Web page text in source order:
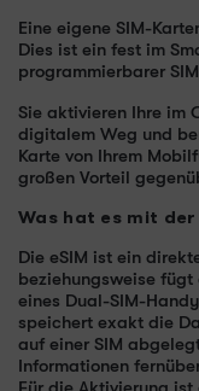
Eine eigene SIM-
Dies ist ein fest im
programmierbarer
Sie aktivieren Ihre im
digitalem Weg und
Karte von Ihrem
großen Vorteil
Was hat es mit der
Die eSIM ist ein
beziehungsweise
eines Dual-SIM-
speichert exakt die
auf einer SIM
Informationen